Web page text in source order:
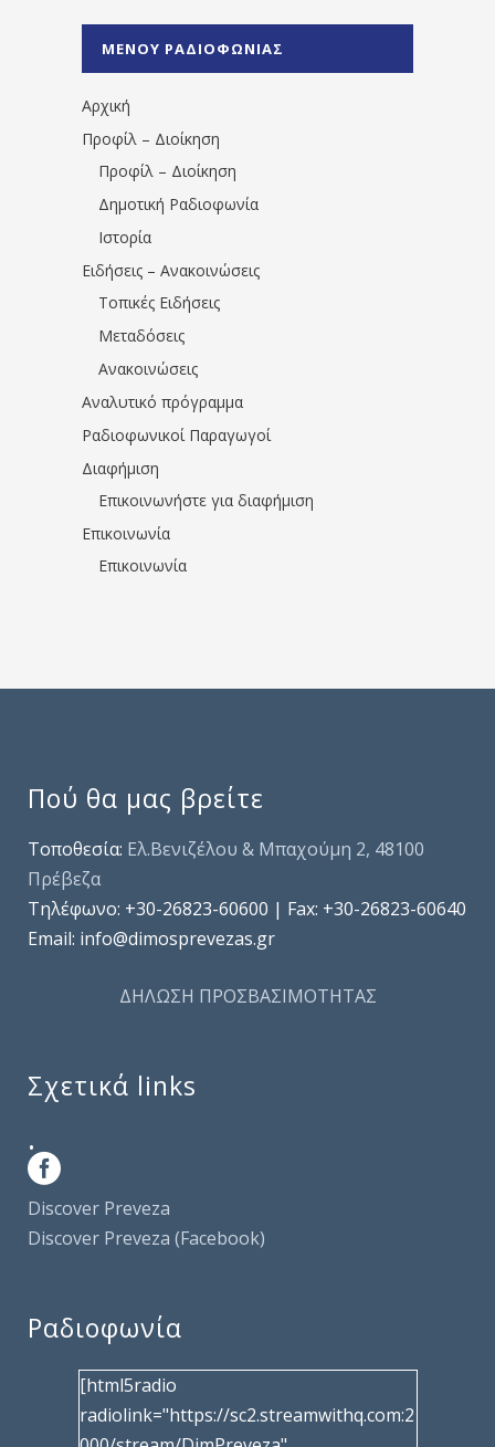
1531194763766854/" artist="" ]
ΜΕΝΟΥ ΡΑΔΙΟΦΩΝΙΑΣ
Αρχική
Προφίλ – Διοίκηση
Προφίλ – Διοίκηση
Δημοτική Ραδιοφωνία
Ιστορία
Ειδήσεις – Ανακοινώσεις
Τοπικές Ειδήσεις
Μεταδόσεις
Ανακοινώσεις
Αναλυτικό πρόγραμμα
Ραδιοφωνικοί Παραγωγοί
Διαφήμιση
Επικοινωνήστε για διαφήμιση
Επικοινωνία
Επικοινωνία
Πού θα μας βρείτε
Τοποθεσία: Ελ.Βενιζέλου & Μπαχούμη 2, 48100
Πρέβεζα
Τηλέφωνo: +30-26823-60600 | Fax: +30-26823-60640
Email: info@dimosprevezas.gr
ΔΗΛΩΣΗ ΠΡΟΣΒΑΣΙΜΟΤΗΤΑΣ
Σχετικά links
.
Discover Preveza
Discover Preveza (Facebook)
Ραδιοφωνία
[html5radio
radiolink="https://sc2.streamwithq.com:2